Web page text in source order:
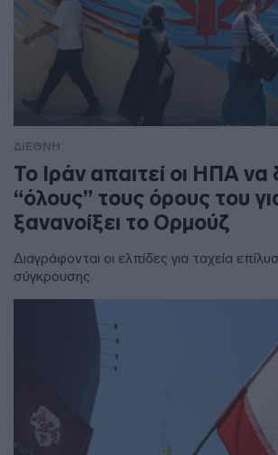
ΔΙΕΘΝΗ
Το Ιράν απαιτεί οι ΗΠΑ να
“όλους” τους όρους του
ξανανοίξει το Ορμούζ
Διαγράφονται οι ελπίδες για ταχεία
σύγκρουσης